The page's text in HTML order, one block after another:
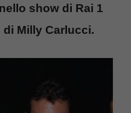
show di Rai 1
di Milly Carlucci.